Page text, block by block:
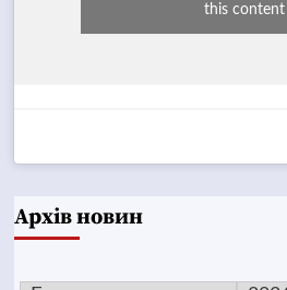
this content
Архів новин